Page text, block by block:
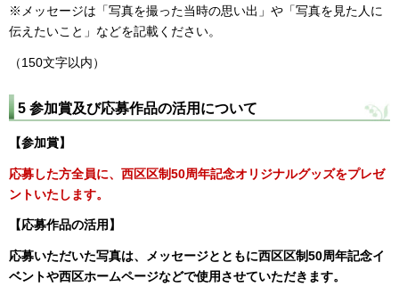
※メッセージは「写真を撮った当時の思い出」や「写真を見た人に
伝えたいこと」などを記載ください。
（150文字以内）
5 参加賞及び応募作品の活用について
【参加賞】
応募した方全員に、西区区制50周年記念オリジナルグッズをプレゼ
ントいたします。
【応募作品の活用】
応募いただいた写真は、メッセージとともに西区区制50周年記念イ
ベントや西区ホームページなどで使用させていただきます。